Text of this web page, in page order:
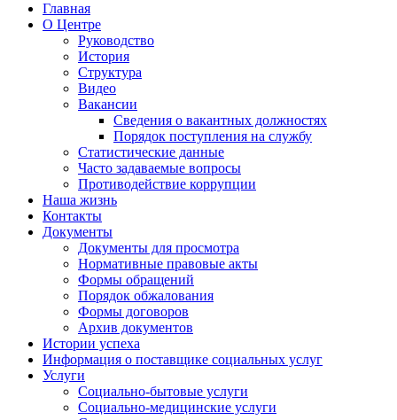
Главная
О Центре
Руководство
История
Структура
Видео
Вакансии
Сведения о вакантных должностях
Порядок поступления на службу
Статистические данные
Часто задаваемые вопросы
Противодействие коррупции
Наша жизнь
Контакты
Документы
Документы для просмотра
Нормативные правовые акты
Формы обращений
Порядок обжалования
Формы договоров
Архив документов
Истории успеха
Информация о поставщике социальных услуг
Услуги
Социально-бытовые услуги
Социально-медицинские услуги